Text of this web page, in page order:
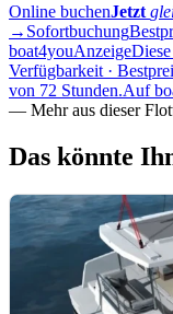
Online buchenJetzt
→ Sofortbuchung
boat4youAnzeige
Verfügbarkeit ·
von 72 Stunden.Auf
— Mehr aus dieser
Das könnte